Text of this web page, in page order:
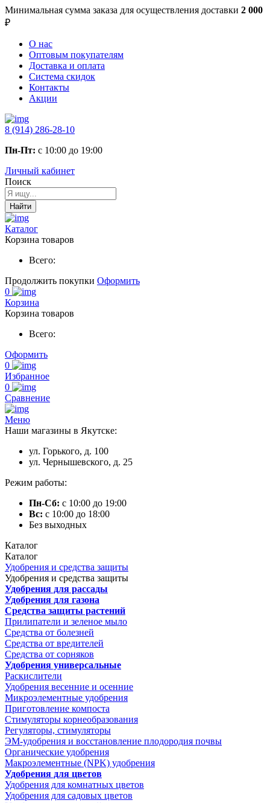
Минимальная сумма заказа для осуществления доставки 2 000
₽
О нас
Оптовым покупателям
Доставка и оплата
Система скидок
Контакты
Акции
8 (914) 286-28-10
Пн-Пт: с 10:00 до 19:00
Личный кабинет
Поиск
Найти
Каталог
Корзина товаров
Всего:
Продолжить покупки Оформить
0
Корзина
Корзина товаров
Всего:
Оформить
0
Избранное
0
Сравнение
Меню
Наши магазины в Якутске:
ул. Горького, д. 100
ул. Чернышевского, д. 25
Режим работы:
Пн-Сб: с 10:00 до 19:00
Вс: с 10:00 до 18:00
Без выходных
Каталог
Каталог
Удобрения и средства защиты
Удобрения и средства защиты
Удобрения для рассады
Удобрения для газона
Средства защиты растений
Прилипатели и зеленое мыло
Средства от болезней
Средства от вредителей
Средства от сорняков
Удобрения универсальные
Раскислители
Удобрения весенние и осенние
Микроэлементные удобрения
Приготовление компоста
Стимуляторы корнеобразования
Регуляторы, стимуляторы
ЭМ-удобрения и восстановление плодородия почвы
Органические удобрения
Макроэлементные (NPK) удобрения
Удобрения для цветов
Удобрения для комнатных цветов
Удобрения для садовых цветов